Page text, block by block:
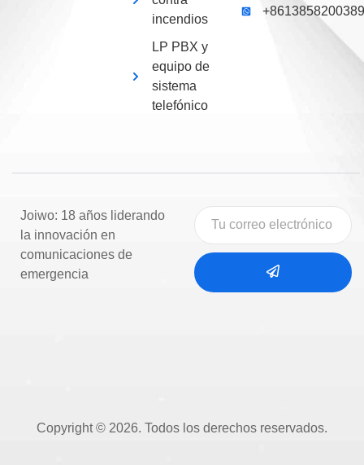
incendios
LP PBX y
equipo de
sistema
telefónico
+8613858200389
Joiwo: 18 años liderando
la innovación en
comunicaciones de
emergencia
Copyright © 2026. Todos los derechos reservados.